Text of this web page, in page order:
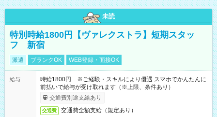
未読
特別時給1800円【ヴァレクストラ】短期スタッ
フ 新宿
派遣 ブランクOK WEB登録・面接OK
給与
時給1800円 ※ご経験・スキルにより優遇 スマホでかんたんに
前払いで給与が受け取れます（※上限、条件あり）
交通費別途支給あり
交通費 交通費全額支給（規定あり）